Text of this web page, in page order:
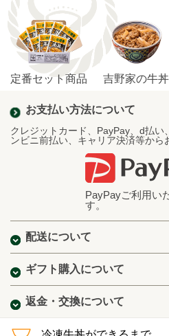
定番セット商品 吉野家の牛丼
お支払い方法について
クレジットカード、PayPay、d払い
ンビニ前払い、キャリア決済等から
PayPayご利用い
す。
配送について
ギフト購入について
返金・交換について